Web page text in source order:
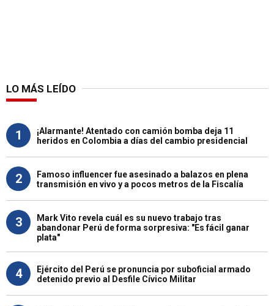
LO MÁS LEÍDO
1
¡Alarmante! Atentado con camión bomba deja 11
heridos en Colombia a días del cambio presidencial
2
Famoso influencer fue asesinado a balazos en plena
transmisión en vivo y a pocos metros de la Fiscalía
3
Mark Vito revela cuál es su nuevo trabajo tras
abandonar Perú de forma sorpresiva: "Es fácil ganar
plata"
4
Ejército del Perú se pronuncia por suboficial armado
detenido previo al Desfile Cívico Militar